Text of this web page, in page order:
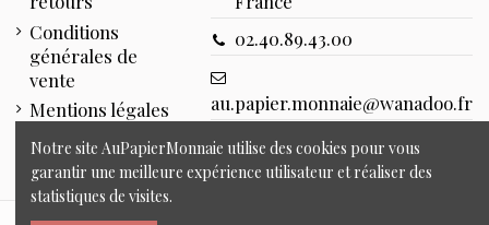
Conditions
générales de
vente
Mentions légales
Contact
02.40.89.43.00
au.papier.monnaie@wanadoo.fr
Retrouver nous sur site pour
notre plus grand plaisir.
Notre site AuPapierMonnaie utilise des cookies pour vous
garantir une meilleure expérience utilisateur et réaliser des
statistiques de visites.